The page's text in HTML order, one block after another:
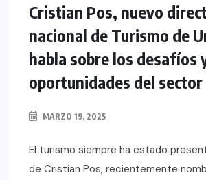
Cristian Pos, nuevo
nacional de Turismo de
habla sobre los desafíos
oportunidades del sector
MARZO 19, 2025
El turismo siempre ha estado
de Cristian Pos, recientemente